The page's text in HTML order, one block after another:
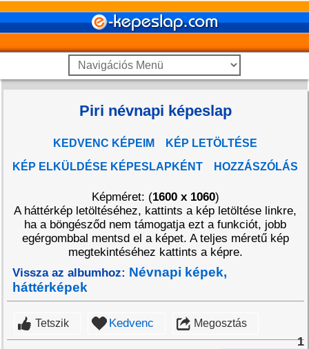
Piri névnapi képeslap
KEDVENC KÉPEIM
KÉP LETÖLTÉSE
KÉP ELKÜLDÉSE KÉPESLAPKÉNT
HOZZÁSZÓLÁS
Képméret: (1600 x 1060)
A háttérkép letöltéséhez, kattints a kép letöltése linkre,
ha a böngésződ nem támogatja ezt a funkciót, jobb
egérgombbal mentsd el a képet. A teljes méretű kép
megtekintéséhez kattints a képre.
Vissza az albumhoz: Névnapi képek,
háttérképek
Tetszik Kedvenc Megosztás
1